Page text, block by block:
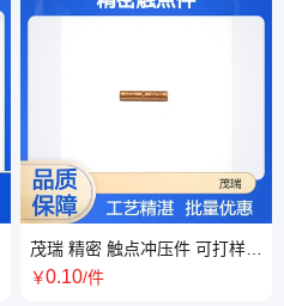
茂瑞 精密 触点冲压件 可打样
量产供货 五金配件
￥0.10/件